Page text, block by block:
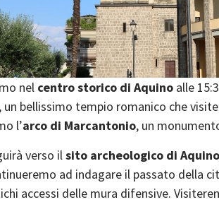
nel centro storico di Aquino alle
, un bellissimo tempio romanico che
l’arco di Marcantonio, un
verso il sito archeologico di Aquino
ad indagare il passato della
accessi delle mura difensive.